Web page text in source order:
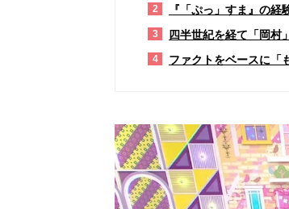
2 『「ぷっ」すま』の
3 四半世紀を経て「岡村
4 ファクトをベースに「